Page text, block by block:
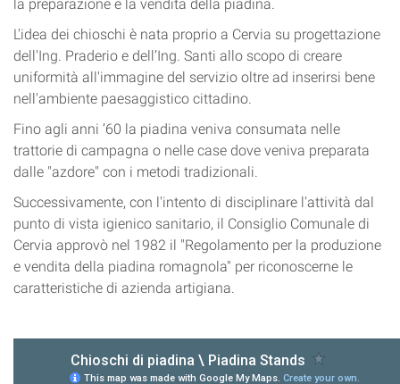
la preparazione e la vendita della piadina.
L'idea dei chioschi è nata proprio a Cervia su progettazione
dell'Ing. Praderio e dell’Ing. Santi allo scopo di creare
uniformità all'immagine del servizio oltre ad inserirsi bene
nell'ambiente paesaggistico cittadino.
Fino agli anni ’60 la piadina veniva consumata nelle
trattorie di campagna o nelle case dove veniva preparata
dalle "azdore" con i metodi tradizionali.
Successivamente, con l'intento di disciplinare l'attività dal
punto di vista igienico sanitario, il Consiglio Comunale di
Cervia approvò nel 1982 il "Regolamento per la produzione
e vendita della piadina romagnola" per riconoscerne le
caratteristiche di azienda artigiana.